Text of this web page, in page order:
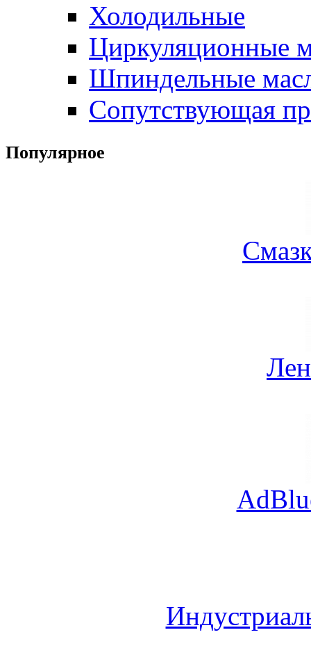
Холодильные
Циркуляционные
Шпиндельные
Сопутствующая
Популярное